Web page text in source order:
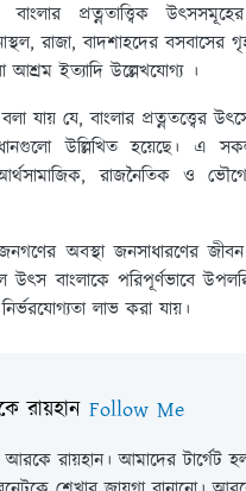
বাংলার প্রত্নতাত্ত্বিক
রাজা, বাদশাহদের বসবাসের
আশ্রম ইত্যাদি উল্লেখযোগ্য ।
যায় যে, বাংলার প্রত্নতত্ত্বের
উল্লিখিত হয়েছে। এ
আর্থসামাজিক, রাজনৈতিক ও
অবস্থা জনসাধারণের জীবন
বাংলাকে পরিপূর্ণভাবে
লাভ করা যায়।
রায়হান Follow Me
রায়হান। আমাদের টার্গেট